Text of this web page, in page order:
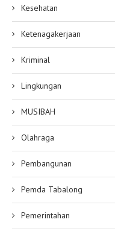
Kesehatan
Ketenagakerjaan
Kriminal
Lingkungan
MUSIBAH
Olahraga
Pembangunan
Pemda Tabalong
Pemerintahan